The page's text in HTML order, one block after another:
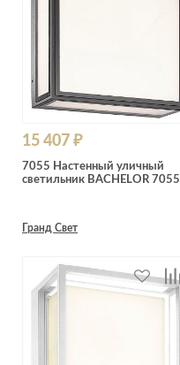
15 407 ₽
7055 Настенный уличный
светильник BACHELOR 7055
Гранд Свет